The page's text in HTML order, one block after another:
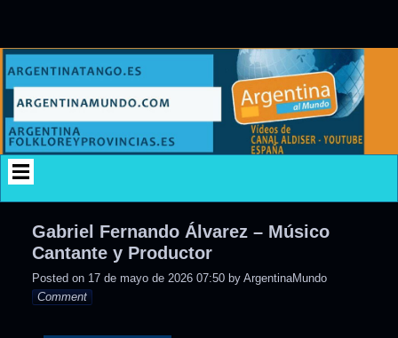
content
Gabriel Fernando Álvarez – Músico
Cantante y Productor
Posted on 17 de mayo de 2026 07:50 by ArgentinaMundo
Comment